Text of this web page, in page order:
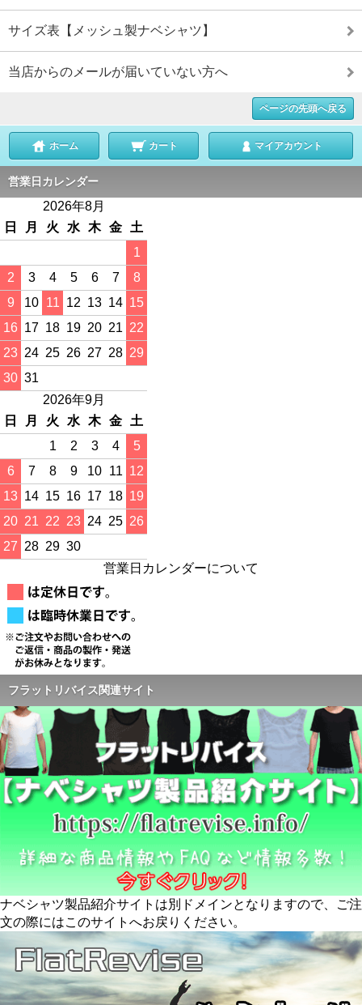
サイズ表【メッシュ製ナベシャツ】
当店からのメールが届いていない方へ
ページの先頭へ戻る
ホーム カート マイアカウント
営業日カレンダー
2026年8月
日
月 火 水 木 金 土
1
2
3 4 5 6 7
8
9
10 11 12 13 14 15
16 17 18 19 20 21 22
23 24 25 26 27 28 29
30 31
2026年9月
日
月 火 水 木 金 土
1
2 3 4
5
6
7 8 9 10 11 12
13 14 15 16 17 18 19
20 21 22 23 24 25 26
27 28 29 30
営業日カレンダーについて
フラットリバイス関連サイト
ナベシャツ製品紹介サイトは別ドメインとなりますので、ご注
文の際にはこのサイトへお戻りください。